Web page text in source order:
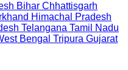
Bihar Chhattisgarh
Himachal Pradesh
Telangana Tamil Nadu
Bengal Tripura Gujarat